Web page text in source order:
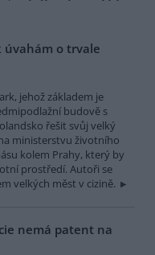
úvahám o trvale
jehož základem je
budově s
řešit svůj velký
ministerstvu životního
kolem Prahy, který by
prostředí. Autoři se
velkých měst v cizině.
nemá patent na